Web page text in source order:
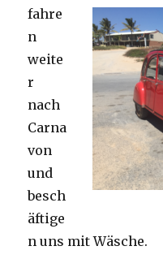
fahre
n
weite
r
nach
Carna
von
und
besch
äftige
n uns mit Wäsche.